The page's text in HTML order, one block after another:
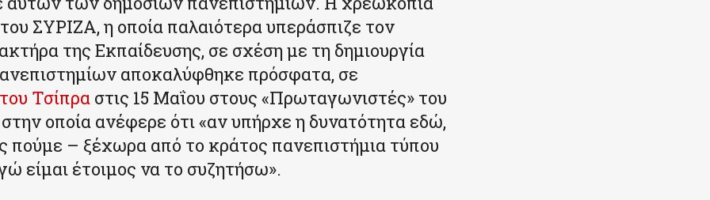
ΣΥΡΙΖΑ, η οποία παλαιότερα υπεράσπιζε τον
της Εκπαίδευσης, σε σχέση με τη δημιουργία
αποκαλύφθηκε πρόσφατα, σε
Τσίπραστις 15 Μαΐου στους «Πρωταγωνιστές» του
οποία ανέφερε ότι «αν υπήρχε η δυνατότητα εδώ,
πούμε – ξέχωρα από το κράτος πανεπιστήμια τύπου
είμαι έτοιμος να το συζητήσω».